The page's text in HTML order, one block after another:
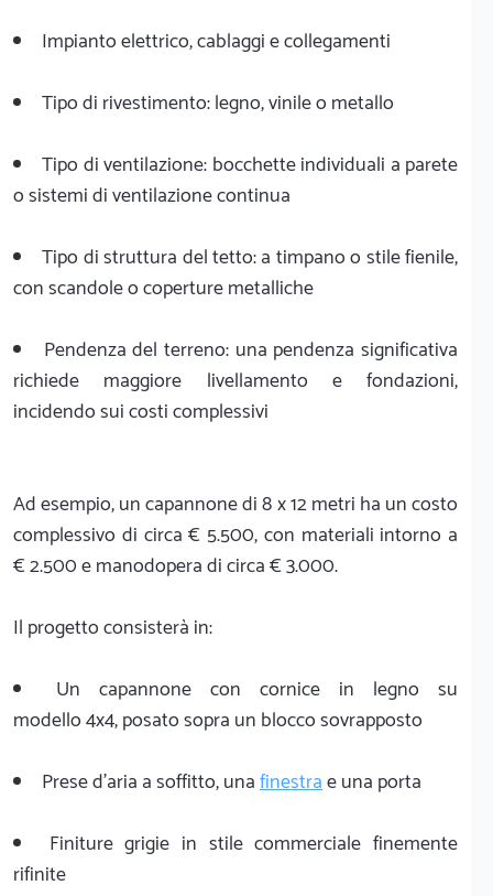
Impianto elettrico, cablaggi e collegamenti
Tipo di rivestimento: legno, vinile o metallo
Tipo di ventilazione: bocchette individuali a parete
o sistemi di ventilazione continua
Tipo di struttura del tetto: a timpano o stile fienile,
con scandole o coperture metalliche
Pendenza del terreno: una pendenza significativa
richiede maggiore livellamento e fondazioni,
incidendo sui costi complessivi
Ad esempio, un capannone di 8 x 12 metri ha un costo
complessivo di circa € 5.500, con materiali intorno a
€ 2.500 e manodopera di circa € 3.000.
Il progetto consisterà in:
Un capannone con cornice in legno su
modello 4x4, posato sopra un blocco sovrapposto
Prese d'aria a soffitto, unafinestrae una porta
Finiture grigie in stile commerciale finemente
rifinite